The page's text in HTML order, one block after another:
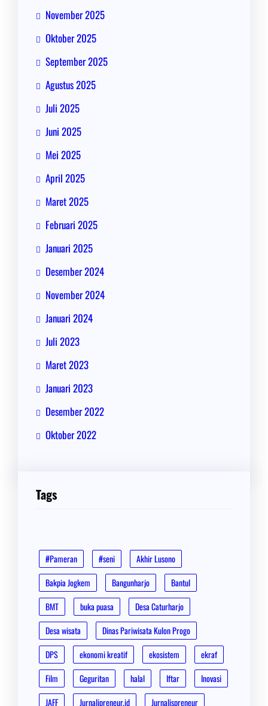
November 2025
Oktober 2025
September 2025
Agustus 2025
Juli 2025
Juni 2025
Mei 2025
April 2025
Maret 2025
Februari 2025
Januari 2025
Desember 2024
November 2024
Januari 2024
Juli 2023
Maret 2023
Januari 2023
Desember 2022
Oktober 2022
Tags
#Pameran #seni
Akhir Lusono
Bakpia Jogkem
Bangunharjo
Bantul
BMT
buka puasa
Desa Caturharjo
Desa wisata
Dinas Pariwisata Kulon Progo
DPS
ekonomi kreatif ekosistem
ekraf
Film
Geguritan halal Iftar
Inovasi
JAFF
Jurnalipreneur.id Jurnalispreneur